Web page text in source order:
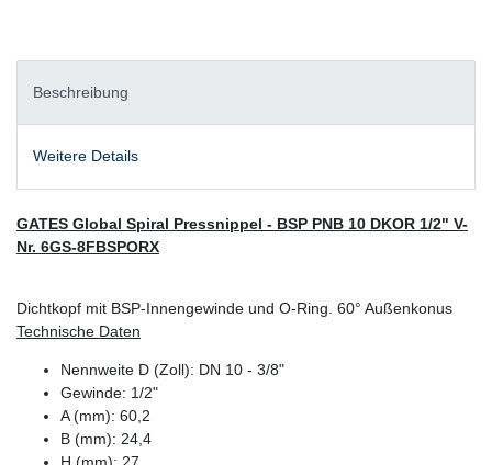
Beschreibung
Weitere Details
GATES Global Spiral Pressnippel - BSP PNB 10 DKOR 1/2" V-
Nr. 6GS-8FBSPORX
Dichtkopf mit BSP-Innengewinde und O-Ring. 60° Außenkonus
Technische Daten
Nennweite D (Zoll): DN 10 - 3/8"
Gewinde: 1/2"
A (mm): 60,2
B (mm): 24,4
H (mm): 27